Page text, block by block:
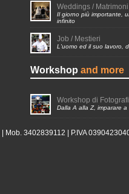
Weddings / Matrimoni
Il giorno più importante,
infinito
Job / Mestieri
L'uomo ed il suo lavoro,
Workshop and more
Workshop di
Dalla A alla Z, imparare
| Mob. 3402839112 | P.IVA